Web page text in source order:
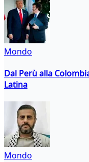
Mondo
Dal Perù alla
Latina
Mondo